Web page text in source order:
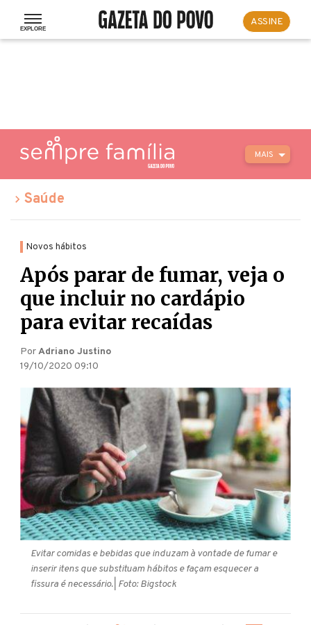
ASSINE
MAIS
Saúde
Novos hábitos
Após parar de fumar, veja o
que incluir no cardápio
para evitar recaídas
PorAdriano Justino
19/10/2020 09:10
Evitar comidas e bebidas que induzam à vontade de fumar e
inserir itens que substituam hábitos e façam esquecer a
fissura é necessário. | Foto: Bigstock